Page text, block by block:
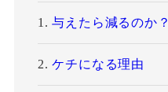
与えたら減るのか？
ケチになる理由